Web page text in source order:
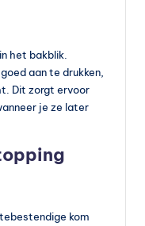
het bakblik.
aan te drukken,
Dit zorgt ervoor
je ze later
kom